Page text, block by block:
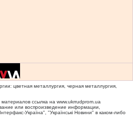
цветная металлургия, черная металлургия,
ссылка на www.ukrrudprom.ua
или воспроизведение информации,
Україна", "Українськi Новини" в каком-либо